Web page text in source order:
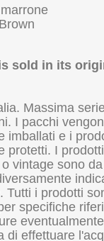
sold in its
Massima
I pacchi
imballati e i
protetti. I
vintage sono
Tutti i prodotti
specifiche
di effettuare